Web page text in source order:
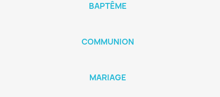
BAPTÊME
COMMUNION
MARIAGE